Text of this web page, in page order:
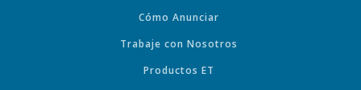
Cómo Anunciar
Trabaje con Nosotros
Productos ET